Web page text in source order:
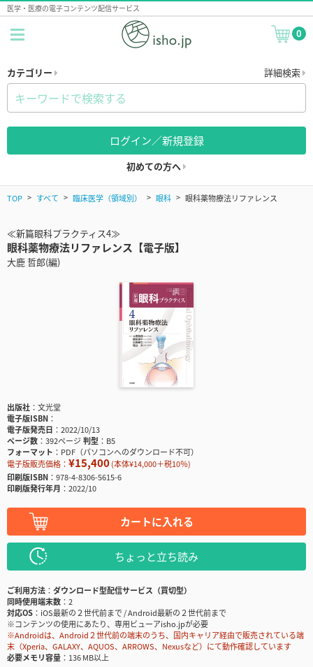
医学・医療の電子コンテンツ配信サービス
0
カテゴリー 詳細検索
ログイン／新規登録
初めての方へ
TOP すべて 臨床医学（領域別） 眼科 眼科薬物療法リファレンス
≪新篇眼科プラクティス4≫
眼科薬物療法リファレンス【電子版】
大鹿 哲郎(編)
出版社
文光堂
電子版ISBN
電子版発売日
2022/10/13
ページ数
392ページ判型
B5
フォーマット
PDF（パソコンへのダウンロード不可）
電子版販売価格： ¥15,400(本体¥14,000＋税10％)
印刷版ISBN
978-4-8306-5615-6
印刷版発行年月
2022/10
カートに入れる
ちょっと立ち読み
ご利用方法
ダウンロード型配信サービス（買切型）
同時使用端末数
2
対応OS
iOS最新の２世代前まで / Android最新の２世代前まで
※コンテンツの使用にあたり、専用ビューアisho.jpが必要
※Androidは、Android２世代前の端末のうち、国内キャリア経由で販売されている端
末（Xperia、GALAXY、AQUOS、ARROWS、Nexusなど）にて動作確認しています
必要メモリ容量
136 MB以上